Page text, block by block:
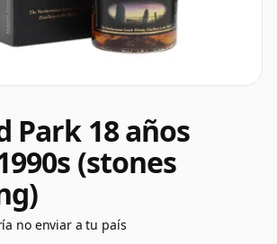
Park 18 años
(stones
no enviar a tu país